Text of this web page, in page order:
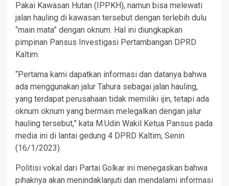
Pakai Kawasan Hutan (IPPKH), namun bisa melewati
jalan hauling di kawasan tersebut dengan terlebih dulu
“main mata” dengan oknum. Hal ini diungkapkan
pimpinan Pansus Investigasi Pertambangan DPRD
Kaltim.
“Pertama kami dapatkan informasi dan datanya bahwa
ada menggunakan jalur Tahura sebagai jalan hauling,
yang terdapat perusahaan tidak memiliki ijin, tetapi ada
oknum oknum yang bermain melegalkan dengan jalur
hauling tersebut,” kata M.Udin Wakil Ketua Pansus pada
media ini di lantai gedung 4 DPRD Kaltim, Senin
(16/1/2023).
Politisi vokal dari Partai Golkar ini menegaskan bahwa
pihaknya akan menindaklanjuti dan mendalami informasi